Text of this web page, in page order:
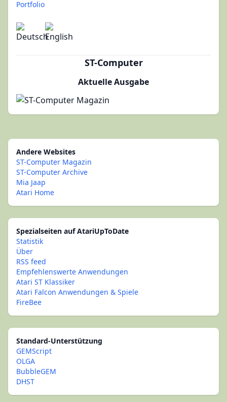
Portfolio
ST-Computer
Aktuelle Ausgabe
Andere Websites
ST-Computer Magazin
ST-Computer Archive
Mia Jaap
Atari Home
Spezialseiten auf AtariUpToDate
Statistik
Über
RSS feed
Empfehlenswerte Anwendungen
Atari ST Klassiker
Atari Falcon Anwendungen & Spiele
FireBee
Standard-Unterstützung
GEMScript
OLGA
BubbleGEM
DHST